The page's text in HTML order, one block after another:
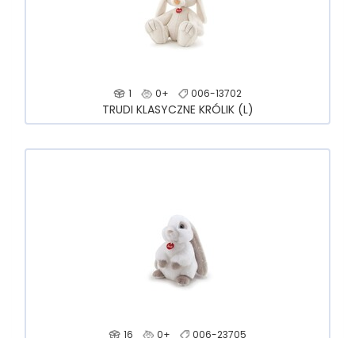
1 0+ 006-13702
TRUDI KLASYCZNE KRÓLIK (L)
16 0+ 006-23705